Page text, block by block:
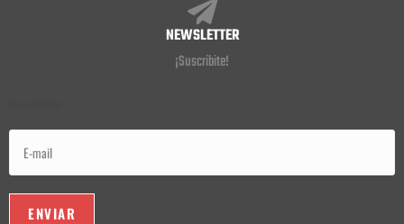
NEWSLETTER
¡Suscribite!